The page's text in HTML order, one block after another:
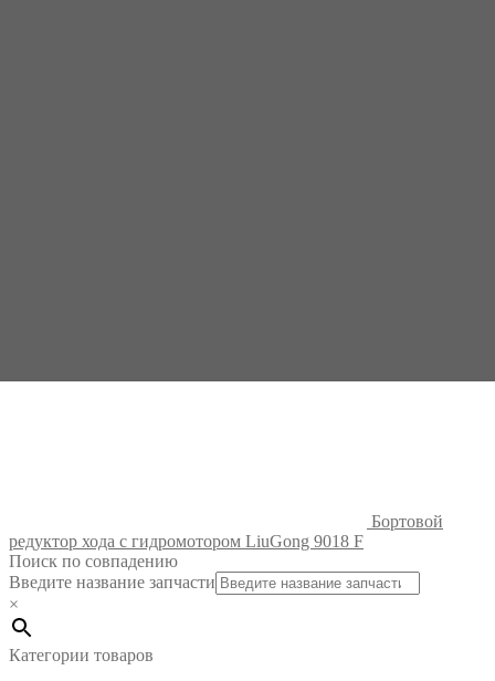
Бортовой
редуктор хода с гидромотором LiuGong 9018 F
Поиск по совпадению
Введите название запчасти
×
Категории товаров